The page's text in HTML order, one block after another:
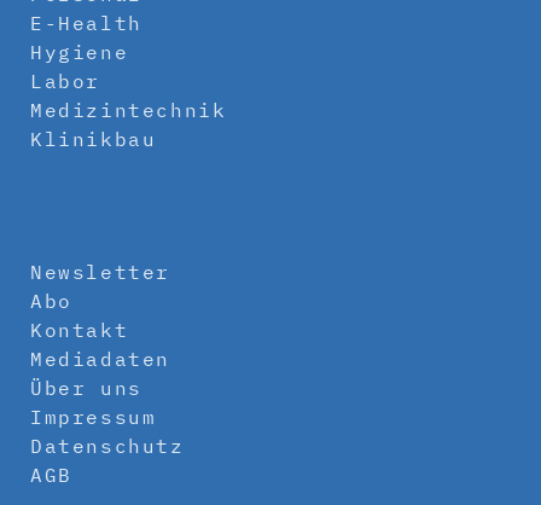
E-Health
Hygiene
Labor
Medizintechnik
Klinikbau
Newsletter
Abo
Kontakt
Mediadaten
Über uns
Impressum
Datenschutz
AGB